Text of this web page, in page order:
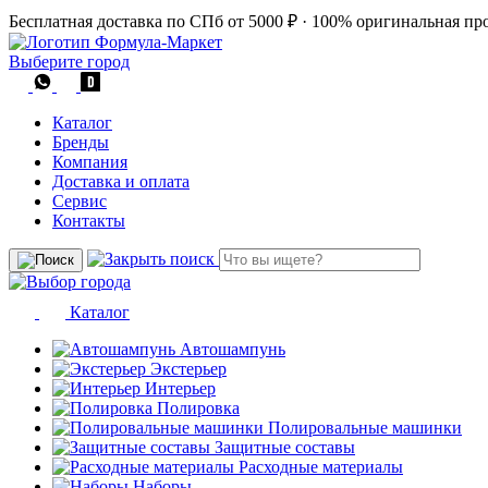
Бесплатная доставка по СПб от 5000 ₽ · 100% оригинальная
Выберите город
Каталог
Бренды
Компания
Доставка и оплата
Сервис
Контакты
Каталог
Автошампунь
Экстерьер
Интерьер
Полировка
Полировальные машинки
Защитные составы
Расходные материалы